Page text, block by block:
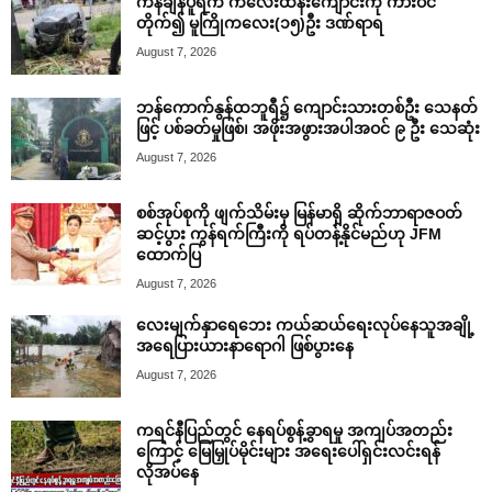
တိုက်၍ မူကြိုကလေး(၁၅)ဦး ဒဏ်ရာရ
August 7, 2026
ဘန်ကောက်နွန်ထဘူရီ၌ ကျောင်းသားတစ်ဦး သေနတ်
ဖြင့် ပစ်ခတ်မှုဖြစ်၊ အဖိုးအဖွားအပါအဝင် ၉ ဦး သေဆုံး
August 7, 2026
စစ်အုပ်စုကို ဖျက်သိမ်းမှ မြန်မာရှိ ဆိုက်ဘာရာဇဝတ်
ဆင့်ပွား ကွန်ရက်ကြီးကို ရပ်တန့်နိုင်မည်ဟု JFM
ထောက်ပြ
August 7, 2026
လေးမျက်နှာရေဘေး ကယ်ဆယ်ရေးလုပ်နေသူအချို့
အရေပြားယားနာရောဂါ ဖြစ်ပွားနေ
August 7, 2026
ကရင်နီပြည်တွင် နေရပ်စွန့်ခွာရမှု အကျပ်အတည်း
ကြောင့် မြေမြှုပ်မိုင်းများ အရေးပေါ်ရှင်းလင်းရန်
လိုအပ်နေ